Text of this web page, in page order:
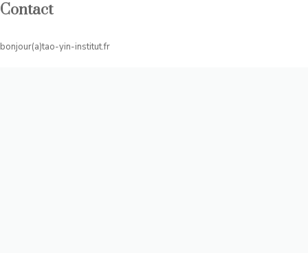
Contact
bonjour(a)tao-yin-institut.fr